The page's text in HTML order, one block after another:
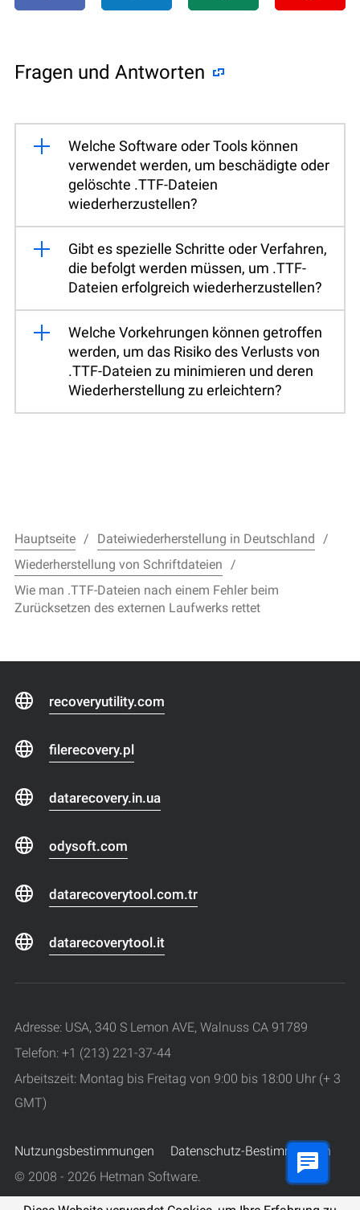
Fragen und Antworten
Welche Software oder Tools können
verwendet werden, um beschädigte oder
gelöschte .TTF-Dateien
wiederherzustellen?
Gibt es spezielle Schritte oder Verfahren,
die befolgt werden müssen, um .TTF-
Dateien erfolgreich wiederherzustellen?
Welche Vorkehrungen können getroffen
werden, um das Risiko des Verlusts von
.TTF-Dateien zu minimieren und deren
Wiederherstellung zu erleichtern?
Hauptseite
Dateiwiederherstellung in Deutschland
Wiederherstellung von Schriftdateien
Wie man .TTF-Dateien nach einem Fehler beim
Zurücksetzen des externen Laufwerks rettet
recoveryutility.com
filerecovery.pl
datarecovery.in.ua
odysoft.com
datarecoverytool.com.tr
datarecoverytool.it
Adresse: USA, 340 S Lemon AVE, Walnuss CA 91789
Telefon: +1 (213) 221-37-44
Arbeitszeit: Montag bis Freitag von 9:00 bis 18:00 Uhr (+ 3
GMT)
Nutzungsbestimmungen
Datenschutz-Bestimmungen
© 2008 - 2026 Hetman Software.
Alle Rechte vorbehalten.